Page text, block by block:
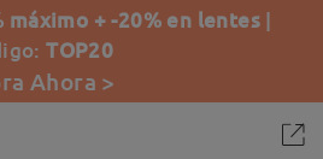
máximo + -20% en lentes |
TOP20
Ahora >